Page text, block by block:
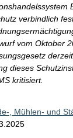
verbindlich
vom Oktober
dieses
kritisiert.
, Mühlen- und